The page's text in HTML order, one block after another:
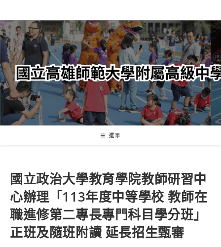
轉
至
主
內
容
選單
國立政治大學教育學院教師研習中
心辦理「113年度中等學校 教師在
職進修第二專長專門科目學分班」
正班及隨班附讀 延長招生甄審